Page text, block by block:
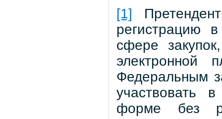
[1]
регистрацию
сфере
электронной
Федеральным
участвовать
форме без